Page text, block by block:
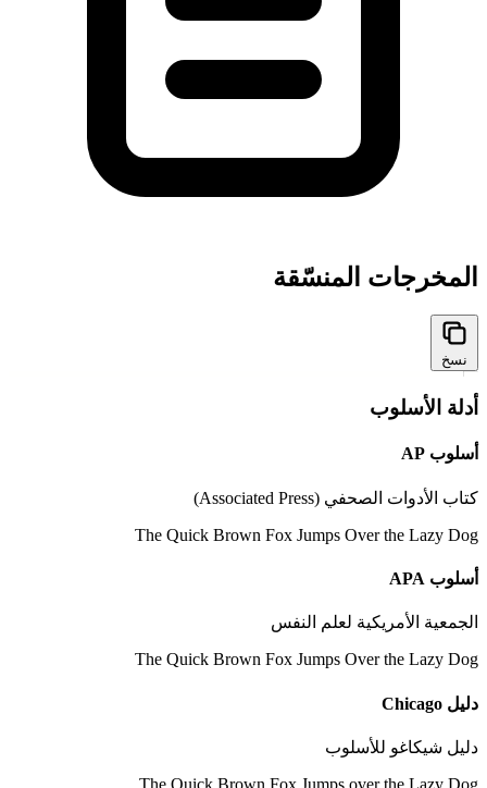
المخرجات المنسّقة
نسخ
أدلة الأسلوب
أسلوب AP
كتاب الأدوات الصحفي (Associated Press)
The Quick Brown Fox Jumps Over the Lazy Dog
أسلوب APA
الجمعية الأمريكية لعلم النفس
The Quick Brown Fox Jumps Over the Lazy Dog
دليل Chicago
دليل شيكاغو للأسلوب
The Quick Brown Fox Jumps over the Lazy Dog